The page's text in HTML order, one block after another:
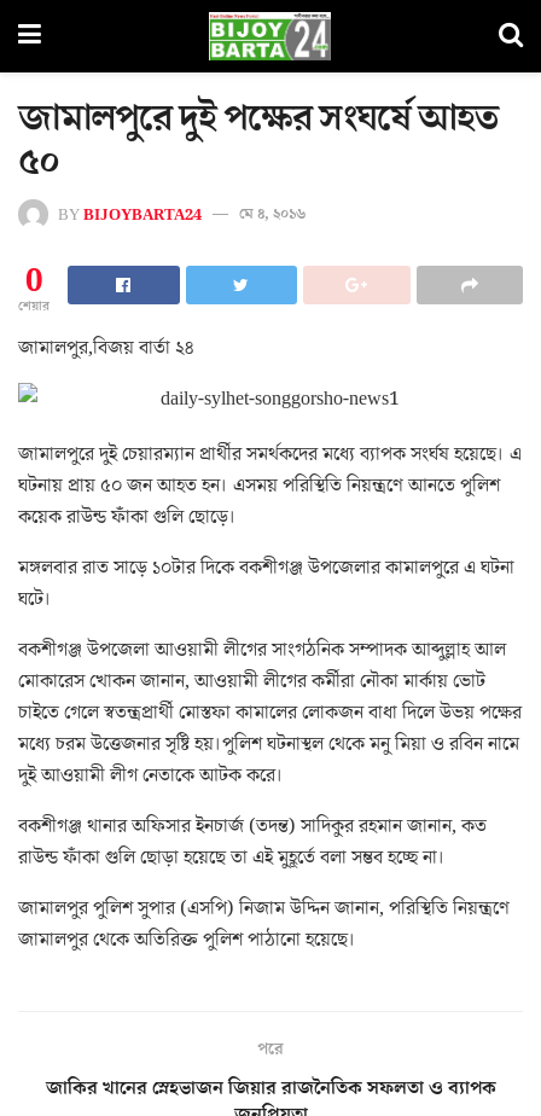
জামালপুরে দুই পক্ষের সংঘর্ষে আহত
৫০
BYBIJOYBARTA24 মে ৪, ২০১৬
0
শেয়ার
জামালপুর,বিজয় বার্তা ২৪
জামালপুরে দুই চেয়ারম্যান প্রার্থীর সমর্থকদের মধ্যে ব্যাপক সংর্ঘষ হয়েছে। এ
ঘটনায় প্রায় ৫০ জন আহত হন। এসময় পরিস্থিতি নিয়ন্ত্রণে আনতে পুলিশ
কয়েক রাউন্ড ফাঁকা গুলি ছোড়ে।
মঙ্গলবার রাত সাড়ে ১০টার দিকে বকশীগঞ্জ উপজেলার কামালপুরে এ ঘটনা
ঘটে।
বকশীগঞ্জ উপজেলা আওয়ামী লীগের সাংগঠনিক সম্পাদক আব্দুল্লাহ আল
মোকারেস খোকন জানান, আওয়ামী লীগের কর্মীরা নৌকা মার্কায় ভোট
চাইতে গেলে স্বতন্ত্রপ্রার্থী মোস্তফা কামালের লোকজন বাধা দিলে উভয় পক্ষের
মধ্যে চরম উত্তেজনার সৃষ্টি হয়।পুলিশ ঘটনাস্থল থেকে মনু মিয়া ও রবিন নামে
দুই আওয়ামী লীগ নেতাকে আটক করে।
বকশীগঞ্জ থানার অফিসার ইনচার্জ (তদন্ত) সাদিকুর রহমান জানান, কত
রাউন্ড ফাঁকা গুলি ছোড়া হয়েছে তা এই মুহূর্তে বলা সম্ভব হচ্ছে না।
জামালপুর পুলিশ সুপার (এসপি) নিজাম উদ্দিন জানান, পরিস্থিতি নিয়ন্ত্রণে
জামালপুর থেকে অতিরিক্ত পুলিশ পাঠানো হয়েছে।
পরে
জাকির খানের স্নেহভাজন জিয়ার রাজনৈতিক সফলতা ও ব্যাপক